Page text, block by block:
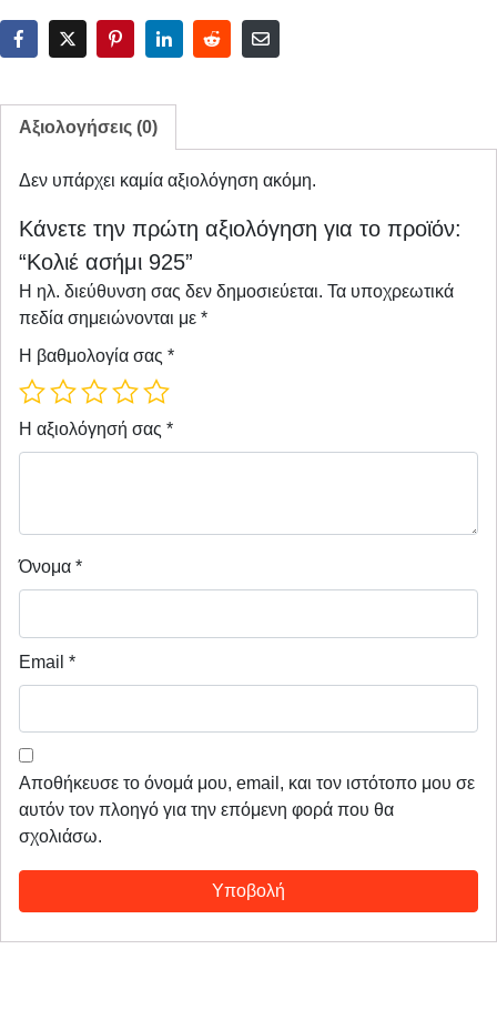
Αξιολογήσεις (0)
Δεν υπάρχει καμία αξιολόγηση ακόμη.
Κάνετε την πρώτη αξιολόγηση για το προϊόν:
“Κολιέ ασήμι 925”
Η ηλ. διεύθυνση σας δεν δημοσιεύεται. Τα υποχρεωτικά
πεδία σημειώνονται με *
Η βαθμολογία σας *
Η αξιολόγησή σας *
Όνομα *
Email *
Αποθήκευσε το όνομά μου, email, και τον ιστότοπο μου σε
αυτόν τον πλοηγό για την επόμενη φορά που θα
σχολιάσω.